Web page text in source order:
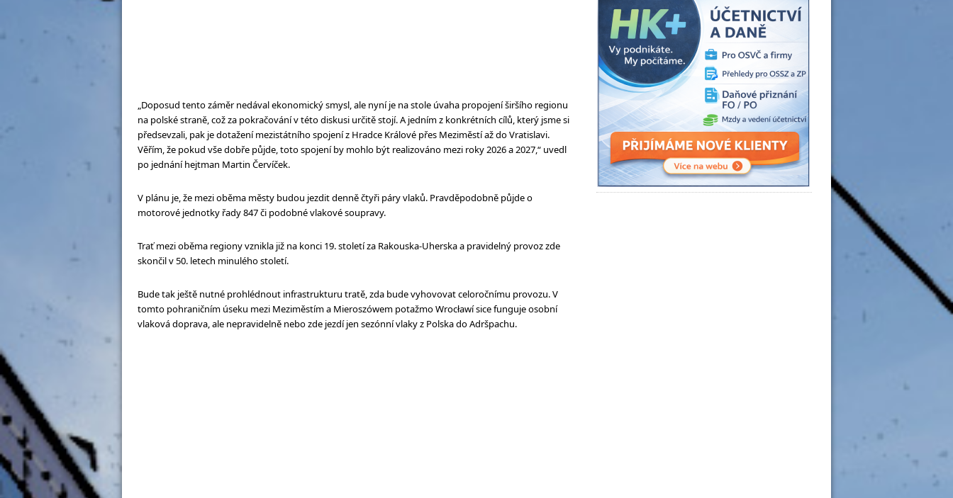
„Doposud tento záměr nedával ekonomický smysl, ale nyní je na stole úvaha propojení širšího regionu
na polské straně, což za pokračování v této diskusi určitě stojí. A jedním z konkrétních cílů, který jsme si
předsevzali, pak je dotažení mezistátního spojení z Hradce Králové přes Meziměstí až do Vratislavi.
Věřím, že pokud vše dobře půjde, toto spojení by mohlo být realizováno mezi roky 2026 a 2027,“ uvedl
po jednání hejtman Martin Červíček.
V plánu je, že mezi oběma městy budou jezdit denně čtyři páry vlaků. Pravděpodobně půjde o
motorové jednotky řady 847 či podobné vlakové soupravy.
Trať mezi oběma regiony vznikla již na konci 19. století za Rakouska-Uherska a pravidelný provoz zde
skončil v 50. letech minulého století.
Bude tak ještě nutné prohlédnout infrastrukturu tratě, zda bude vyhovovat celoročnímu provozu. V
tomto pohraničním úseku mezi Meziměstím a Mieroszówem potažmo Wrocławí sice funguje osobní
vlaková doprava, ale nepravidelně nebo zde jezdí jen sezónní vlaky z Polska do Adršpachu.